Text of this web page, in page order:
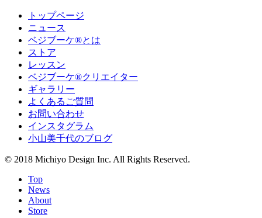
トップページ
ニュース
ベジブーケ®とは
ストア
レッスン
ベジブーケ®クリエイター
ギャラリー
よくあるご質問
お問い合わせ
インスタグラム
小山美千代のブログ
© 2018 Michiyo Design Inc. All Rights Reserved.
Top
News
About
Store